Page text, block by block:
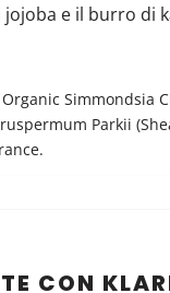
e il burro di
Simmondsia
Parkii
CON